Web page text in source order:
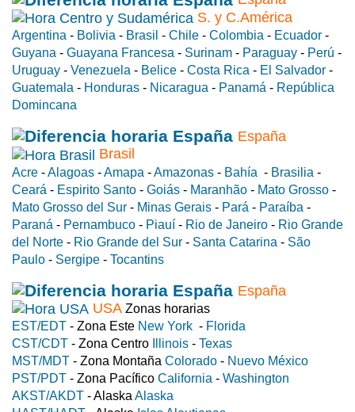
S. y C.América
Argentina - Bolivia - Brasil - Chile - Colombia - Ecuador -
Guyana - Guayana Francesa - Surinam - Paraguay - Perú -
Uruguay - Venezuela - Belice - Costa Rica - El Salvador -
Guatemala - Honduras - Nicaragua - Panamá - República
Domincana
España
Brasil
Acre -Alagoas -Amapa -Amazonas - Bahía - Brasilia -
Ceará - Espirito Santo - Goiás - Maranhão - Mato Grosso -
Mato Grosso del Sur - Minas Gerais - Pará - Paraíba -
Paraná - Pernambuco - Piauí - Rio de Janeiro - Rio Grande
del Norte - Rio Grande del Sur - Santa Catarina - São
Paulo - Sergipe - Tocantins
España
USA Zonas horarias
EST/EDT - Zona Este New York - Florida
CST/CDT - Zona Centro Illinois - Texas
MST/MDT - Zona Montaña Colorado - Nuevo México
PST/PDT - Zona Pacífico California - Washington
AKST/AKDT - Alaska Alaska